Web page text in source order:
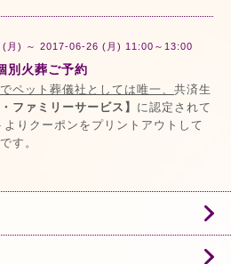
月) ～ 2017-06-26 (月) 11:00～13:00
別火葬ご予約
ペット葬儀社としては唯一、 共済生
ファミリーサービス】 に認定されて
りクーポンをプリントアウトして
す。